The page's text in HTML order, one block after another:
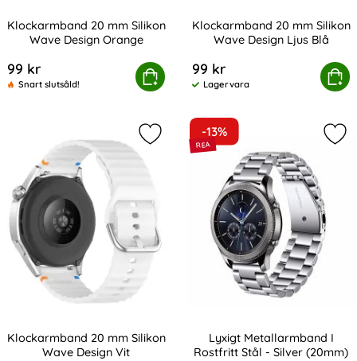
Klockarmband 20 mm Silikon
Wave Design Orange
99 kr
Snart slutsåld!
Köp
20 mm Silikon Wave Design Orange
Klockarmband 20 mm Silikon
Wave Design Ljus Blå
99 kr
Tillgänglighet:
Lagervara
Köp
Klockarmband 20 mm
Klockarmband 20 mm Silikon
Wave Design Vit
Markera klockarmband 20 mm
-13%
Lyxigt Metallarmband I
Rostfritt Stål - Silver (20mm)